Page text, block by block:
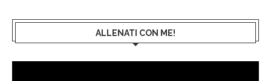
ALLENATI CON ME!